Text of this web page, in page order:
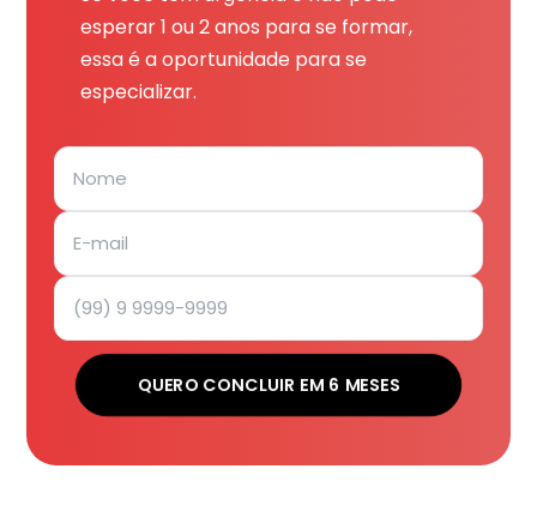
esperar 1 ou 2 anos para se formar,
essa é a oportunidade para se
especializar.
QUERO CONCLUIR EM 6 MESES